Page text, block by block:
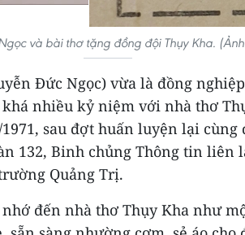
và bài thơ tặng đồng đội Thụy Kha.
Đức Ngọc) vừa là đồng
nhiều kỷ niệm với nhà thơ
sau đợt huấn luyện lại cùng
132, Binh chủng Thông tin liên
Quảng Trị.
đến nhà thơ Thụy Kha như